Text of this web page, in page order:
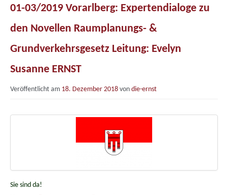
01-03/2019 Vorarlberg: Expertendialoge zu
den Novellen Raumplanungs- &
Grundverkehrsgesetz Leitung: Evelyn
Susanne ERNST
Veröffentlicht am 18. Dezember 2018 von die-ernst
Sie sind da!